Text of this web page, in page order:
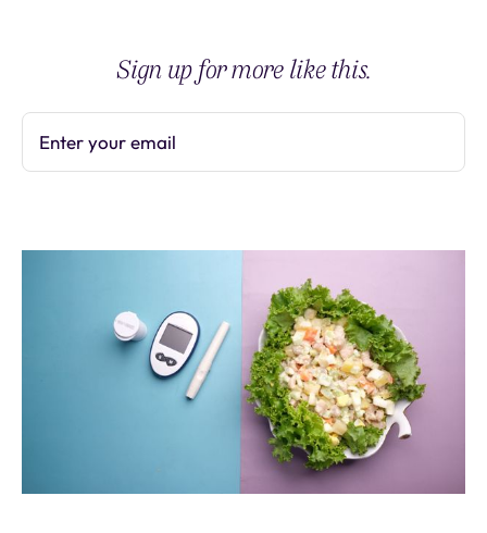
Sign up for more like this.
Enter your email